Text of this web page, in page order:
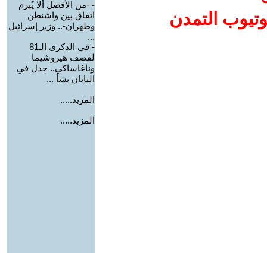
التمدن
- -من الأفضل ألا يُبرم
اتفاق بين واشنطن
وطهران-.. وزير إسرائيل
...
-
في الذكرى الـ81
لقصف هيروشيما
وناغاساكي.. جدل في
اليابان بشأ ...
المزيد.....
المزيد.....